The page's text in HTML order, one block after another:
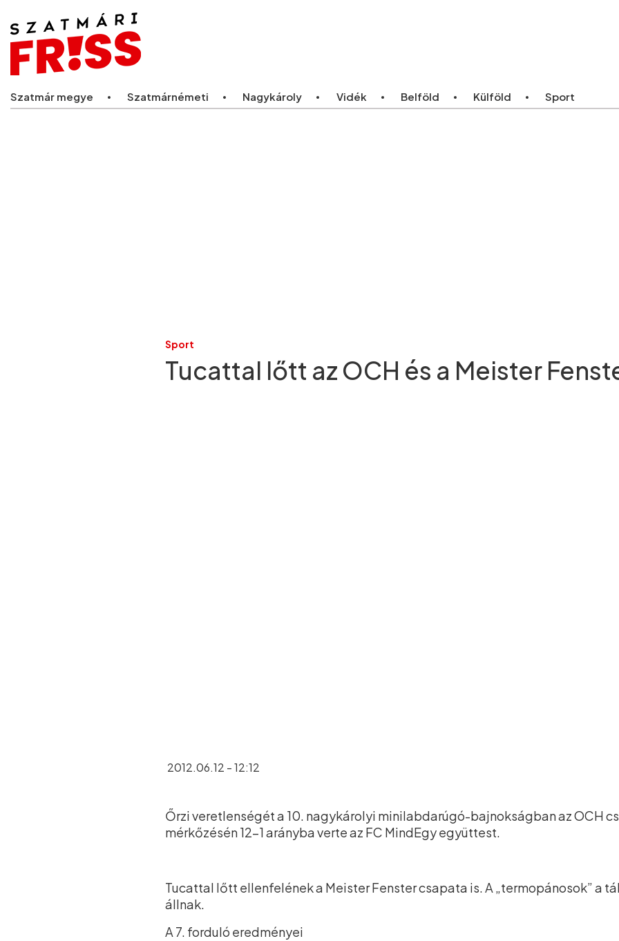
Szatmár megye Szatmárnémeti Nagykároly Vidék Belföld Külföld Sport
Sport
Tucattal lőtt az OCH és a Meister
2012.06.12 - 12:12
Őrzi veretlenségét a 10. nagykárolyi minilabdarúgó-bajnokságban az OCH
mérkőzésén 12–1 arányba verte az FC MindEgy együttest.
Tucattal lőtt ellenfelének a Meister Fenster csapata is. A „termopánosok” a
állnak.
A 7. forduló eredményei